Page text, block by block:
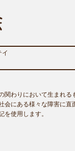
イ
関わりにおいて生まれる
会にある様々な障害に直
を使用します。